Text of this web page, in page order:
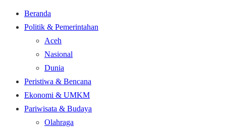
Beranda
Politik & Pemerintahan
Aceh
Nasional
Dunia
Peristiwa & Bencana
Ekonomi & UMKM
Pariwisata & Budaya
Olahraga